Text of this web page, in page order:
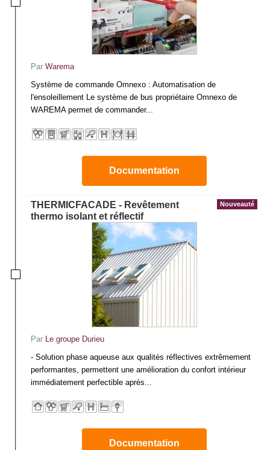
Par Warema
Système de commande Omnexo : Automatisation de
l'ensoleillement Le système de bus propriétaire Omnexo de
WAREMA permet de commander...
Documentation
Nouveauté
THERMICFACADE - Revêtement
thermo isolant et réflectif
Par Le groupe Durieu
- Solution phase aqueuse aux qualités réflectives extrêmement
performantes, permettent une amélioration du confort intérieur
immédiatement perfectible après...
Documentation